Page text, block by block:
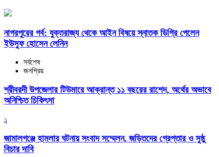
নাগরপুরের গর্ব: যুক্তরাজ্য থেকে আইন বিষয়ে স্নাতক ডিগ্রি পেলেন
ইউসুফ হোসেন লেনিন
সর্বশেষ
জনপ্রিয়
শ্রীবরদী উপজেলার টিউমারে আক্রান্ত ১১ বছরের রাশেদ, অর্থের অভাবে
অনিশ্চিত চিকিৎসা
১
জামালগঞ্জে হামলার ঘটনায় সংবাদ সম্মেলন, জড়িতদের গ্রেপ্তার ও সুষ্ঠু
বিচার দাবি